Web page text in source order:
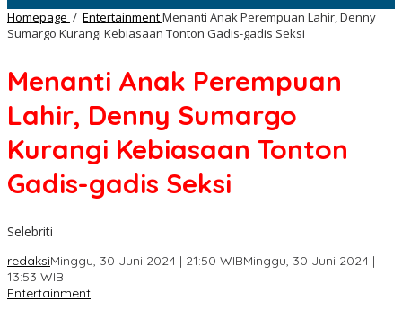
Homepage / EntertainmentMenanti Anak Perempuan Lahir, Denny
Sumargo Kurangi Kebiasaan Tonton Gadis-gadis Seksi
Menanti Anak Perempuan
Lahir, Denny Sumargo
Kurangi Kebiasaan Tonton
Gadis-gadis Seksi
Selebriti
redaksiMinggu, 30 Juni 2024 | 21:50 WIBMinggu, 30 Juni 2024 |
13:53 WIB
Entertainment